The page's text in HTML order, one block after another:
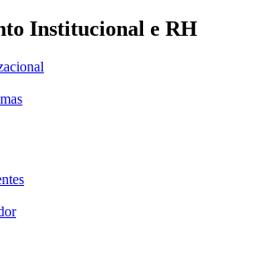
Institucional e RH